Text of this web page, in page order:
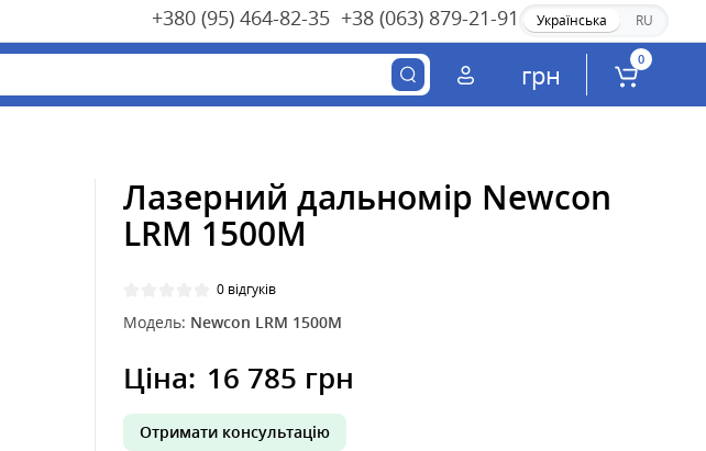
Українська RU
+380 (95) 464-82-35 +38 (063) 879-21-91
грн 0
Лазерний дальномір Newcon
LRM 1500M
0 відгуків
Модель: Newcon LRM 1500M
Ціна: 16 785 грн
Отримати консультацію